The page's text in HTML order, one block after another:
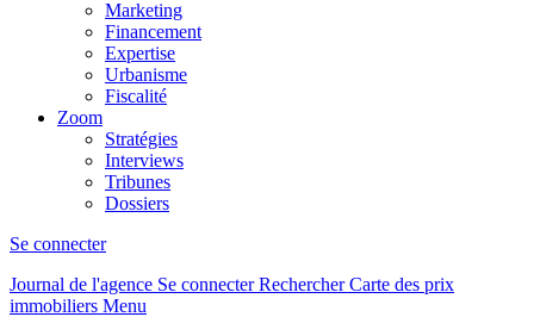
Marketing
Financement
Expertise
Urbanisme
Fiscalité
Zoom
Stratégies
Interviews
Tribunes
Dossiers
Se connecter
Journal de l'agence Se connecterRechercher Carte des prix
immobiliers Menu